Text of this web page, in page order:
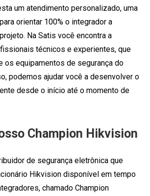
um atendimento personalizado, uma
orientar 100% o integrador a
Na Satis você encontra a
técnicos e experientes, que
os equipamentos de segurança do
podemos ajudar você a desenvolver o
desde o início até o momento de
Champion Hikvision
de segurança eletrônica que
Hikvision disponível em tempo
chamado Champion